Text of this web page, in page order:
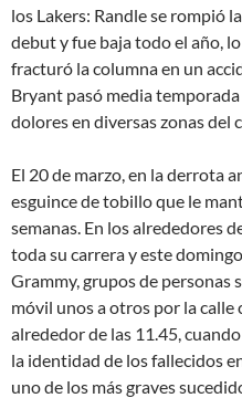
los Lakers: Randle se rompió
debut y fue baja todo el año,
fracturó la columna en un
Bryant pasó media
dolores en diversas zonas del
El 20 de marzo, en la derrota
esguince de tobillo que le
semanas. En los alrededores
toda su carrera y este
Grammy, grupos de personas
móvil unos a otros por la calle
alrededor de las 11.45,
la identidad de los fallecidos
uno de los más graves